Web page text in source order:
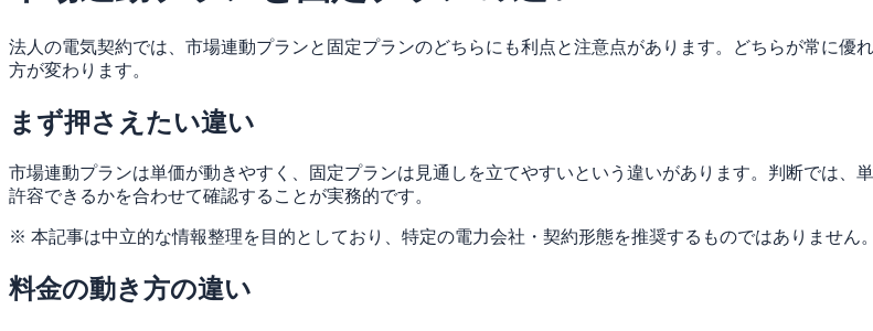
法人の電気契約では、市場連動プランと固定プランのどちらにも利点と注意点があります。どちらが常に
方が変わります。
まず押さえたい違い
市場連動プランは単価が動きやすく、固定プランは見通しを立てやすいという違いがあります。判断では
許容できるかを合わせて確認することが実務的です。
※ 本記事は中立的な情報整理を目的としており、特定の電力会社・契約形態を推奨するものではありません。
料金の動き方の違い